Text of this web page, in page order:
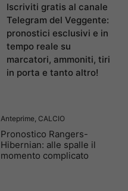
Iscriviti gratis al canale
Telegram del Veggente:
pronostici esclusivi e in
tempo reale su
marcatori, ammoniti, tiri
in porta e tanto altro!
Anteprime, CALCIO
Pronostico Rangers-
Hibernian: alle spalle il
momento complicato